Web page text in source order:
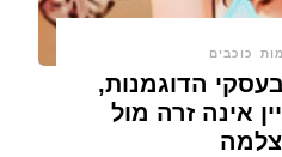
כוכבים
הדוגמנות,
אינה זרה מול